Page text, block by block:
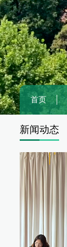
首页
新闻动态